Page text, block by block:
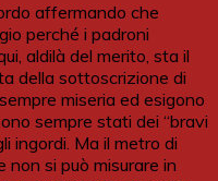
affermando che
perché i padroni
aldilà del merito, sta il
della sottoscrizione di
miseria ed esigono
sempre stati dei “bravi
ingordi. Ma il metro di
si può misurare in